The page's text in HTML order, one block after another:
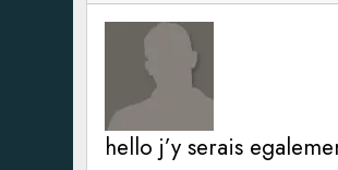
hello j’y serais